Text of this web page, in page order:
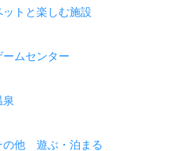
トと楽しむ施設
ムセンター
の他 遊ぶ・泊まる